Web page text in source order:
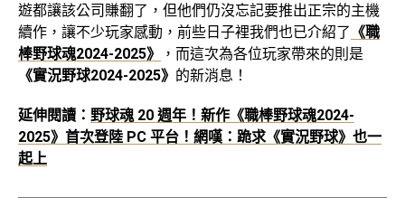
遊都讓該公司賺翻了，但他們仍沒忘記要推出正宗的主機
續作，讓不少玩家感動，前些日子裡我們也已介紹了 《職
棒野球魂2024-2025》
，而這次為各位玩家帶來的則是
《實況野球2024-2025》 的新消息！
延伸閱讀： 野球魂 20 週年！新作《職棒野球魂2024-
2025》首次登陸 PC 平台！網嘆：跪求《實況野球》也一
起上